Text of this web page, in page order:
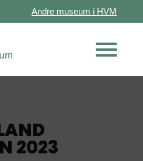
Andre museum i HVM
2023